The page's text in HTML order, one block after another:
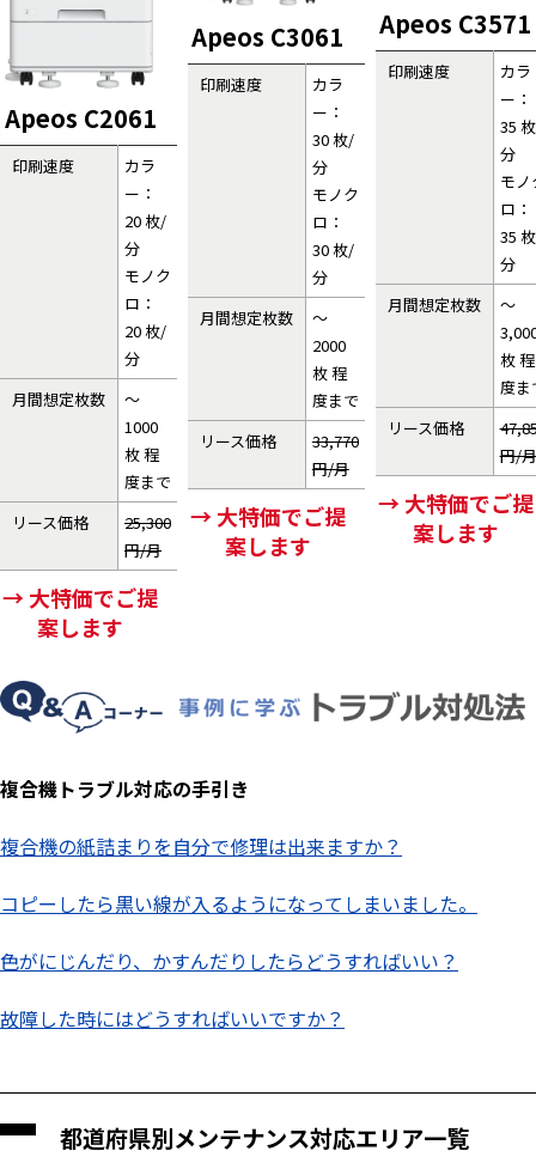
Apeos C2061
印刷速度
カラ
ー：
20 枚/
分
モノク
ロ：
20 枚/
分
月間想定枚数
～
1000
枚 程
度まで
リース価格
25,300
円/月
→ 大特価でご提
案します
Apeos C3061
印刷速度
カラ
ー：
30 枚/
分
モノク
ロ：
30 枚/
分
月間想定枚数
～
2000
枚 程
度まで
リース価格
33,770
円/月
→ 大特価でご提
案します
Apeos C3571
印刷速度
カラ
ー：
35
分
モノ
ロ：
35
分
月間想定枚数
～
枚 程
度ま
リース価格
円/月
→ 大特価でご提
案します
複合機トラブル対応の手引き
複合機の紙詰まりを自分で修理は出来ますか？
コピーしたら黒い線が入るようになってしまいました。
色がにじんだり、かすんだりしたらどうすればいい？
故障した時にはどうすればいいですか？
都道府県別メンテナンス対応エリア一覧